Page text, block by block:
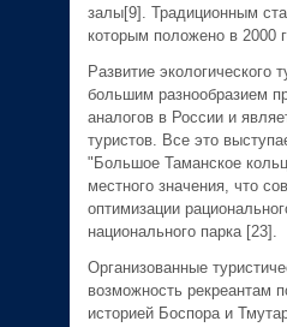
залы[9]. Традиционным
которым положено в 2000
Развитие
большим разнообразием
аналогов в России и
туристов. Все это
"Большое Таманское
местного значения, что
оптимизации
национального парка [23].
Организованные
возможность рекреантам
историей Боспора и